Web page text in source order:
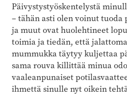
Päivystystyöskentelystä
– tähän asti olen voinut tuoda
ja muut ovat huolehtineet
toimia ja tiedän, että
mummukka täytyy kuljettaa
sama rouva killittää minua
vaaleanpunaiset
ihmettä sinulle nyt oikein